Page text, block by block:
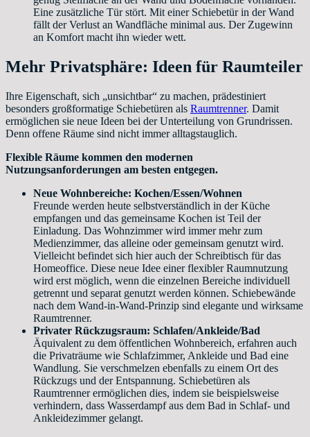
Eine zusätzliche Tür stört. Mit einer Schiebetür in der Wand
fällt der Verlust an Wandfläche minimal aus. Der Zugewinn
an Komfort macht ihn wieder wett.
Mehr Privatsphäre: Ideen für Raumteiler
Ihre Eigenschaft, sich „unsichtbar“ zu machen, prädestiniert
besonders großformatige Schiebetüren als Raumtrenner. Damit
ermöglichen sie neue Ideen bei der Unterteilung von Grundrissen.
Denn offene Räume sind nicht immer alltagstauglich.
Flexible Räume kommen den modernen
Nutzungsanforderungen am besten entgegen.
Neue Wohnbereiche: Kochen/Essen/Wohnen
Freunde werden heute selbstverständlich in der Küche
empfangen und das gemeinsame Kochen ist Teil der
Einladung. Das Wohnzimmer wird immer mehr zum
Medienzimmer, das alleine oder gemeinsam genutzt wird.
Vielleicht befindet sich hier auch der Schreibtisch für das
Homeoffice. Diese neue Idee einer flexibler Raumnutzung
wird erst möglich, wenn die einzelnen Bereiche individuell
getrennt und separat genutzt werden können. Schiebewände
nach dem Wand-in-Wand-Prinzip sind elegante und wirksame
Raumtrenner.
Privater Rückzugsraum: Schlafen/Ankleide/Bad
Äquivalent zu dem öffentlichen Wohnbereich, erfahren auch
die Privaträume wie Schlafzimmer, Ankleide und Bad eine
Wandlung. Sie verschmelzen ebenfalls zu einem Ort des
Rückzugs und der Entspannung. Schiebetüren als
Raumtrenner ermöglichen dies, indem sie beispielsweise
verhindern, dass Wasserdampf aus dem Bad in Schlaf- und
Ankleidezimmer gelangt.